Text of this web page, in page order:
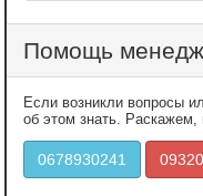
Помощь
Если возникли вопросы
об этом знать. Раскажем,
0678930241